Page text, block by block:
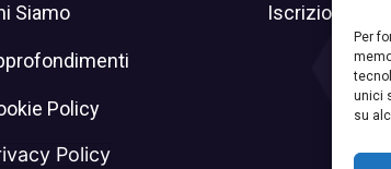
Per
unici
su
Siamo
Policy
Policy
Iscrizione